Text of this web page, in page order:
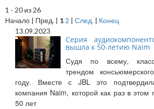
1 - 20 из 26
Начало | Пред. | 12 | След. | Конец
13.09.2023
Cерия
вышла к 50-летию Naim
Судя по всему,
трендом
году. Вместе с JBL это
компания Naim, которой как раз в этом
50 лет